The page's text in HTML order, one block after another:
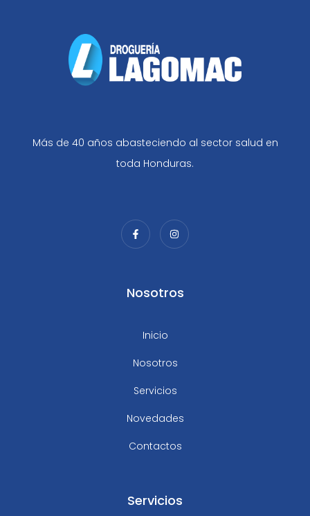
Más de 40 años abasteciendo al sector salud en
toda Honduras.
Nosotros
Inicio
Nosotros
Servicios
Novedades
Contactos
Servicios